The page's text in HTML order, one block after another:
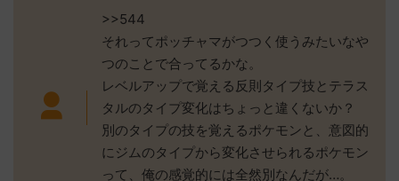
>>544
それってポッチャマがつつく使うみたいなや
つのことで合ってるかな。
レベルアップで覚える反則タイプ技とテラス
タルのタイプ変化はちょっと違くないか？
別のタイプの技を覚えるポケモンと、意図的
にジムのタイプから変化させられるポケモン
って、俺の感覚的には全然別なんだが…。